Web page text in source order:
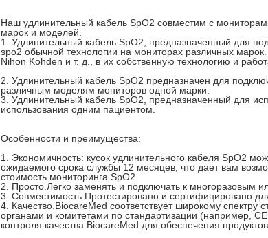
Наш удлинительный кабель SpO2 совместим с
марок и моделей.
1. Удлинительный кабель SpO2, предназначенный для
spo2 обычной технологии на мониторах различных марок.
Nihon Kohden и т. д., в их собственную технологию и
2. Удлинительный кабель SpO2 предназначен для
различным моделям мониторов одной марки.
3. Удлинительный кабель SpO2, предназначенный для
использования одним пациентом.
Особенности и преимущества:
1. Экономичность: кусок удлинительного кабеля SpO2
ожидаемого срока службы 12 месяцев, что дает вам
стоимость мониторинга SpO2.
2. Просто.Легко заменять и подключать к многоразовым
3. Совместимость.Протестировано и сертифицировано
4. Качество.BiocareMed соответствует широкому
органами и комитетами по стандартизации (например,
контроля качества BiocareMed для обеспечения